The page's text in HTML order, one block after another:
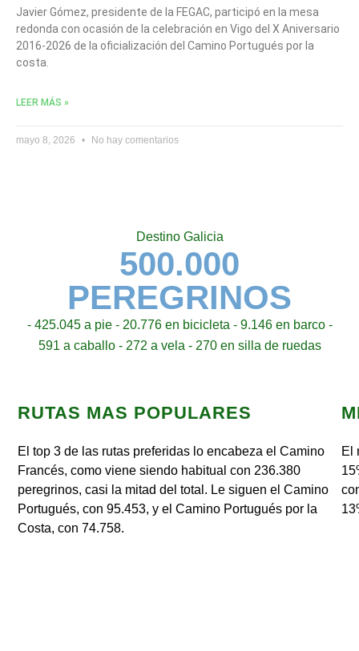
Javier Gómez, presidente de la FEGAC, participó en la mesa
redonda con ocasión de la celebración en Vigo del X Aniversario
2016-2026 de la oficialización del Camino Portugués por la
costa.
LEER MÁS »
mayo 8, 2026 No hay comentarios
Destino Galicia
500.000
PEREGRINOS
- 425.045 a pie - 20.776 en bicicleta - 9.146 en barco -
591 a caballo - 272 a vela - 270 en silla de ruedas
RUTAS MAS POPULARES
El top 3 de las rutas preferidas lo encabeza el Camino
Francés, como viene siendo habitual con 236.380
peregrinos, casi la mitad del total. Le siguen el Camino
Portugués, con 95.453, y el Camino Portugués por la
Costa, con 74.758.
El